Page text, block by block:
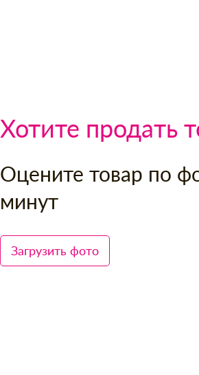
Хотите продать
Оцените товар по
минут
Загрузить фото